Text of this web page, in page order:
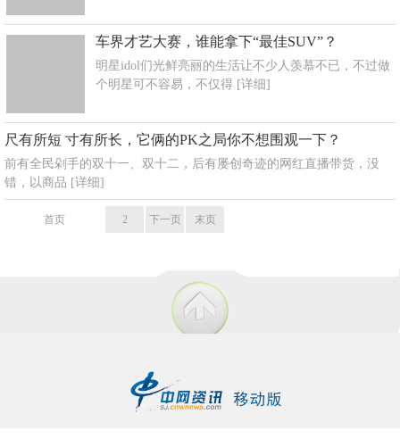
车界才艺大赛，谁能拿下“最佳SUV”？
明星idol们光鲜亮丽的生活让不少人羡慕不已，不过做
个明星可不容易，不仅得 [详细]
尺有所短 寸有所长，它俩的PK之局你不想围观一下？
前有全民剁手的双十一、双十二，后有屡创奇迹的网红直播带货，没
错，以商品 [详细]
首页 2 下一页 末页